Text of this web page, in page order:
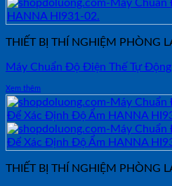
THIẾT BỊ THÍ NGHIỆM PHÒNG
Máy Chuẩn Độ Điện Thế Tự
Xem thêm
THIẾT BỊ THÍ NGHIỆM PHÒNG